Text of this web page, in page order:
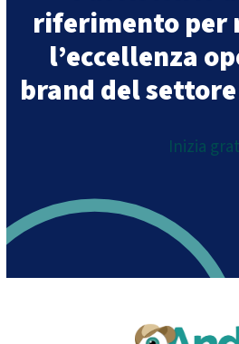
riferimento per
l’eccellenza
brand del
Inizia